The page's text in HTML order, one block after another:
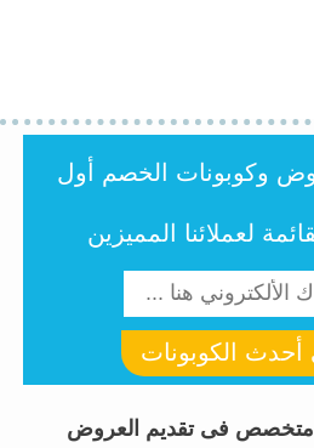
وكوبونات الخصم أول
لعملائنا المميزين
الكوبونات
متخصص فى تقديم العروض